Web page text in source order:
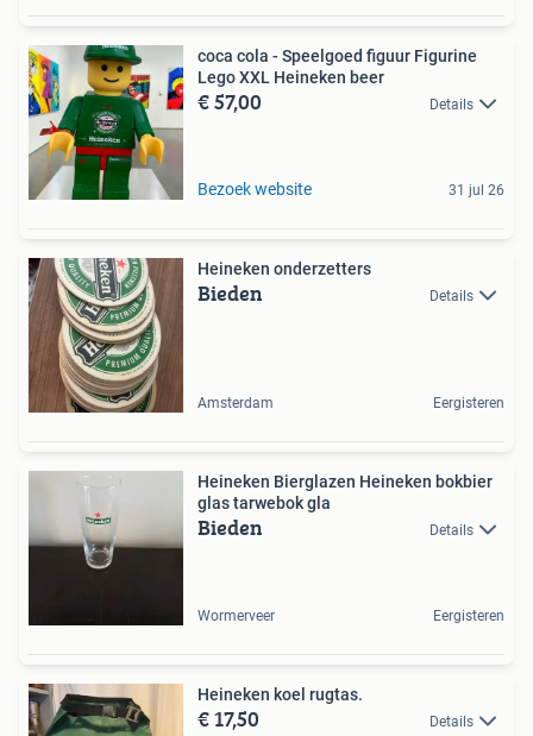
coca cola - Speelgoed figuur Figurine
Lego XXL Heineken beer
€ 57,00 Details
Bezoek website 31 jul 26
Heineken onderzetters
Bieden Details
Amsterdam Eergisteren
Heineken Bierglazen Heineken bokbier
glas tarwebok gla
Bieden Details
Wormerveer Eergisteren
Heineken koel rugtas.
€ 17,50 Details